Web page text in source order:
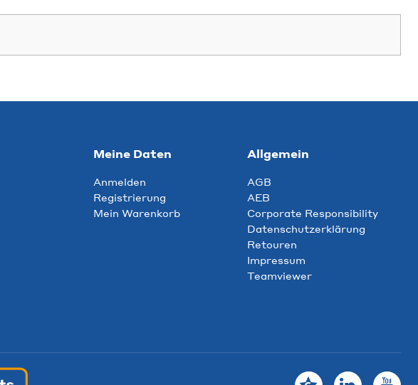
Meine Daten
Anmelden
Registrierung
Mein Warenkorb
Allgemein
AGB
AEB
Corporate Responsibility
Datenschutzerklärung
Retouren
Impressum
Teamviewer